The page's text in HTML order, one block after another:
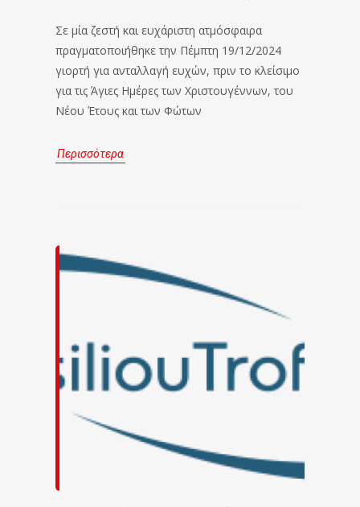
Σε μία ζεστή και ευχάριστη ατμόσφαιρα
πραγματοποιήθηκε την Πέμπτη 19/12/2024
γιορτή για ανταλλαγή ευχών, πριν το κλείσιμο
για τις Άγιες Ημέρες των Χριστουγέννων, του
Νέου Έτους και των Φώτων
Περισσότερα